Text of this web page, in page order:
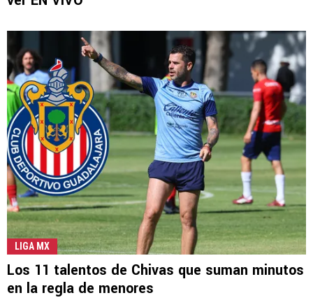
LIGA MX
Los 11 talentos de Chivas que suman minutos
en la regla de menores